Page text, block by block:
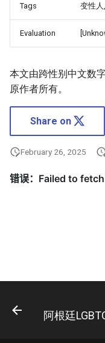
Tags 变性
Evaluation
本文由跨性别中文数
原作者所有。
Share on
February 26, 2025